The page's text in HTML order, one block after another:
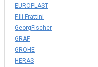
EUROPLAST
F.lli Frattini
GeorgFischer
GRAF
GROHE
HERAS